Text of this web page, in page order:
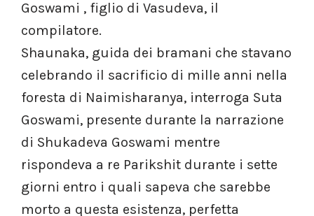
Goswami , figlio di Vasudeva, il
compilatore.
Shaunaka, guida dei bramani che stavano
celebrando il sacrificio di mille anni nella
foresta di Naimisharanya, interroga Suta
Goswami, presente durante la narrazione
di Shukadeva Goswami mentre
rispondeva a re Parikshit durante i sette
giorni entro i quali sapeva che sarebbe
morto a questa esistenza, perfetta